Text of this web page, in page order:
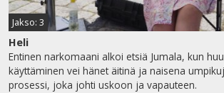
Jakso: 3
Heli
Entinen narkomaani alkoi etsiä Jumala, kun
käyttäminen vei hänet äitinä ja naisena
prosessi, joka johti uskoon ja vapauteen.